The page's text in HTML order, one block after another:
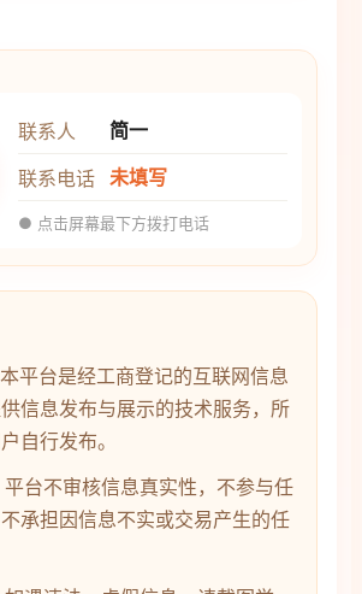
联系人
简一
联系电话 未填写
● 点击屏幕最下方拨打电话
平台是经工商登记的互联网信息
信息发布与展示的技术服务，所
自行发布。
台不审核信息真实性，不参与任
承担因信息不实或交易产生的任